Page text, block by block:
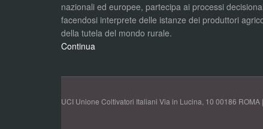
nazionali ed europee, partecipa ai processi
facendosi interprete delle istanze dei produttori
della tutela del mondo rurale.
Continua
UCI Unione Coltivatori Italiani Via in Lucina, 10 00186